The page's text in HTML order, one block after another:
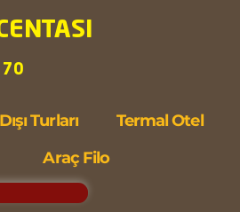
Turları Termal Otel
Araç Filo